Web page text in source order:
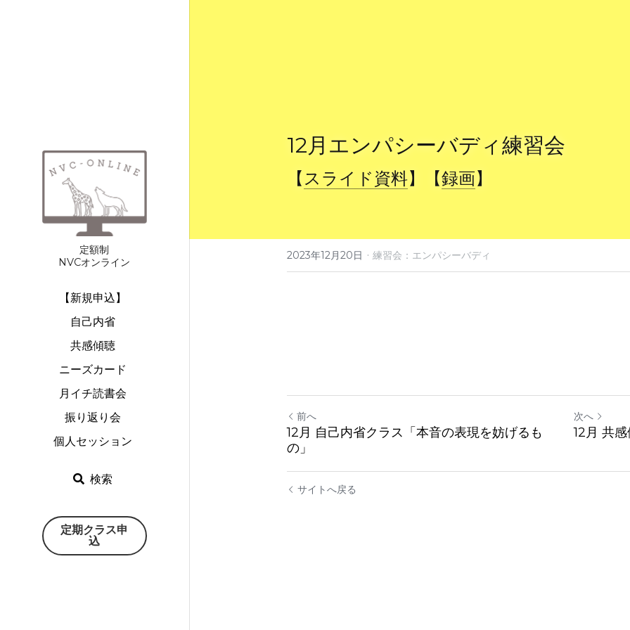
定額制
NVCオンライン
【新規申込】
自己内省
共感傾聴
ニーズカード
月イチ読書会
振り返り会
個人セッション
検索
定期クラス申
込
12月エンパシーバディ練習会
【スライド資料】【録画】
2023年12月20日 ·練習会：エンパシーバディ
前へ
12月 自己内省クラス「本音の表現を妨げるも
の」
次へ
12月 共
サイトへ戻る